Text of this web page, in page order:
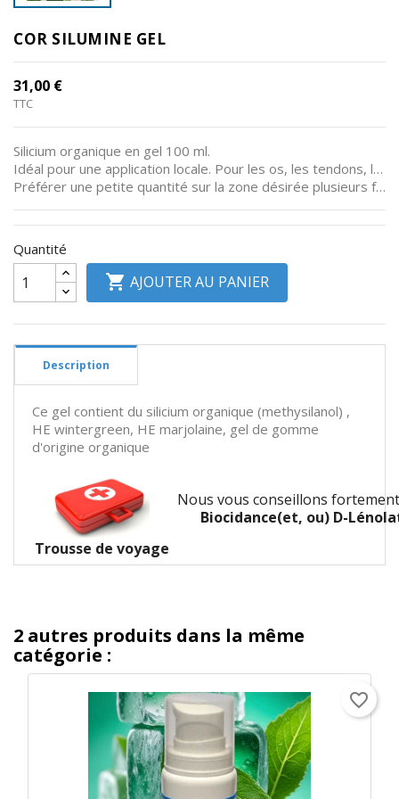
RSV
Plancher
Informations
produits
COR SILUMINE GEL
31,00 €
TTC
Silicium organique en gel 100 ml.
Idéal pour une application locale. Pour les os, les tendons, les muscles.
Préférer une petite quantité sur la zone désirée plusieurs fois par jour, plutôt qu'une quantité importante de gel une fois par jour.
Quantité
 AJOUTER AU PANIER
Description
Ce gel contient du silicium organique (methysilanol) ,
HE wintergreen, HE marjolaine, gel de gomme
d'origine organique
Trousse de voyage
Nous vous conseillons
Biocidance(et, ou) D-
2 autres produits dans la même
catégorie :
favorite_border